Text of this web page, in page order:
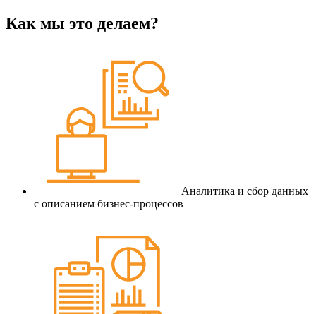
Как мы это делаем?
Аналитика и сбор данных
с описанием бизнес-процессов